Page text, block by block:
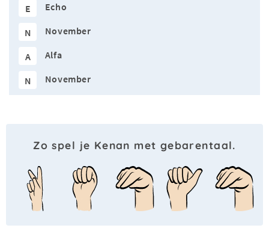
E Echo
N November
A Alfa
N November
Zo spel je Kenan met gebarentaal.